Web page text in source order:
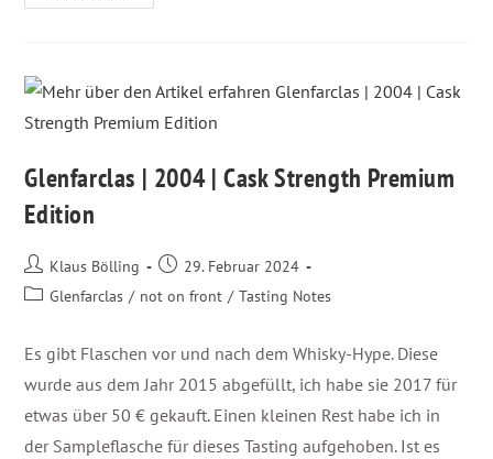
Glenfarclas | 2004 | Cask Strength Premium
Edition
Klaus Bölling
29. Februar 2024
Glenfarclas / not on front / Tasting Notes
Es gibt Flaschen vor und nach dem Whisky-Hype. Diese
wurde aus dem Jahr 2015 abgefüllt, ich habe sie 2017 für
etwas über 50 € gekauft. Einen kleinen Rest habe ich in
der Sampleflasche für dieses Tasting aufgehoben. Ist es